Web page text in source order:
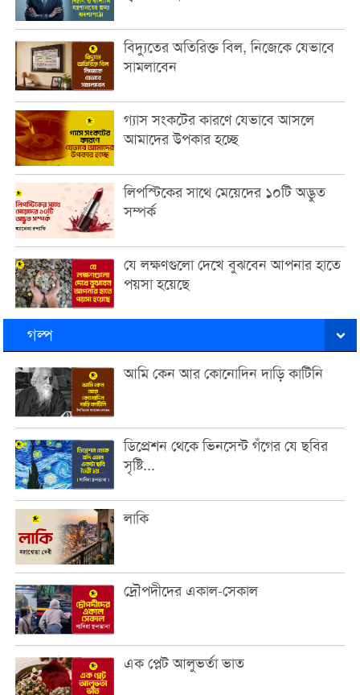
বিদ্যুতের অতিরিক্ত বিল, নিজেকে যেভাবে
সামলাবেন
গ্যাস সংকটের কারণে যেভাবে আসলে
আমাদের উপকার হচ্ছে
লিপস্টিকের সাথে মেয়েদের ১০টি অদ্ভুত
সম্পর্ক
যে লক্ষণগুলো দেখে বুঝবেন আপনার হাতে
পয়সা হয়েছে
গল্প
আমি কেন আর কোনোদিন দাড়ি কাটিনি
ডিপ্রেশন থেকে ভিনসেন্ট গঁগের যে ছবির
সৃষ্টি...
লাকি
দ্রৌপদীদের একাল-সেকাল
এক প্লেট আলুভর্তা ভাত